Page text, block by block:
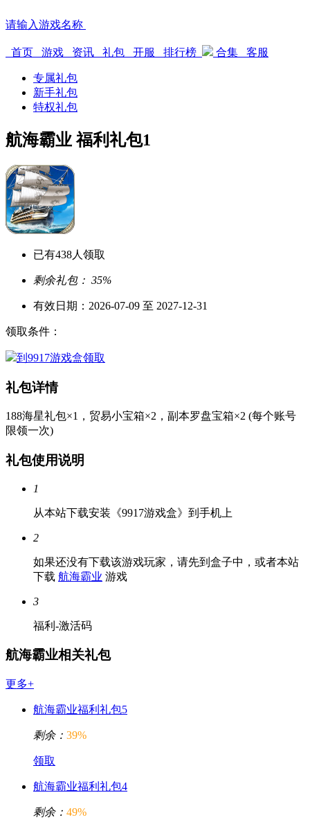
请输入游戏名称
首页 游戏 资讯 礼包 开服 排行榜 合集 客服
专属礼包
新手礼包
特权礼包
航海霸业 福利礼包1
已有438人领取
剩余礼包： 35%
有效日期： 2026-07-09 至 2027-12-31
领取条件：
到9917游戏盒领取
礼包详情
188海星礼包×1，贸易小宝箱×2，副本罗盘宝箱×2 (每个账号
限领一次)
礼包使用说明
1
从本站下载安装《9917游戏盒》到手机上
2
如果还没有下载该游戏玩家，请先到盒子中，或者本站
下载 航海霸业 游戏
3
福利-激活码
航海霸业相关礼包
更多+
航海霸业福利礼包5
剩余： 39%
领取
航海霸业福利礼包4
剩余： 49%